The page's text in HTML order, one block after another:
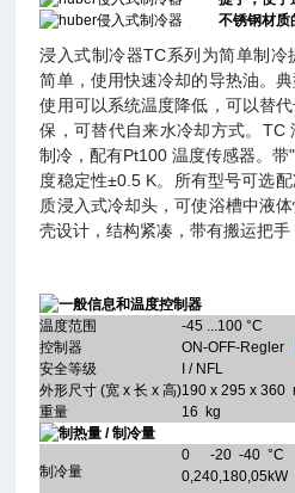
不锈钢材质
浸入式制冷器TC系列为简单制
简单，使用快速冷却的导热油。
使用可以系统温度降低，可以替
保，可替代自来水冷却方式。TC
制冷，配有Pt100 温度传感器。带
度稳定性±0.5 K。所有型号可选
质浸入式冷却头，可使浴槽中液
壳设计，结构紧凑，带有搬运把手
一般信息和温度控制器
温度范围
-45 ...100 °C
控制器
ON-OFF-Regler
安全等级
I / NFL
外形尺寸 (宽 x 长 x 高)190 x 295 x 360
重量
16 kg
制热量 / 制冷量
制冷量
0 -20 -40 °C
0,240,180,05 kW